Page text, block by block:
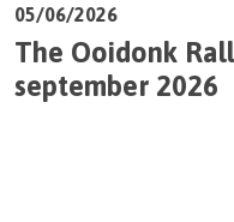
05/06/2026
The Ooidonk
september 2026